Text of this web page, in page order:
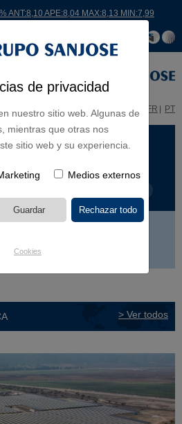
de privacidad
nuestro sitio web. Algunas de
mientras que otras nos
sitio web y su experiencia.
Medios externos
Cookies
ANT:8,10 APE:8,04 MAX:8,13 MIN:7,99
EN FR PT
CONTINENTES
> Ver todos